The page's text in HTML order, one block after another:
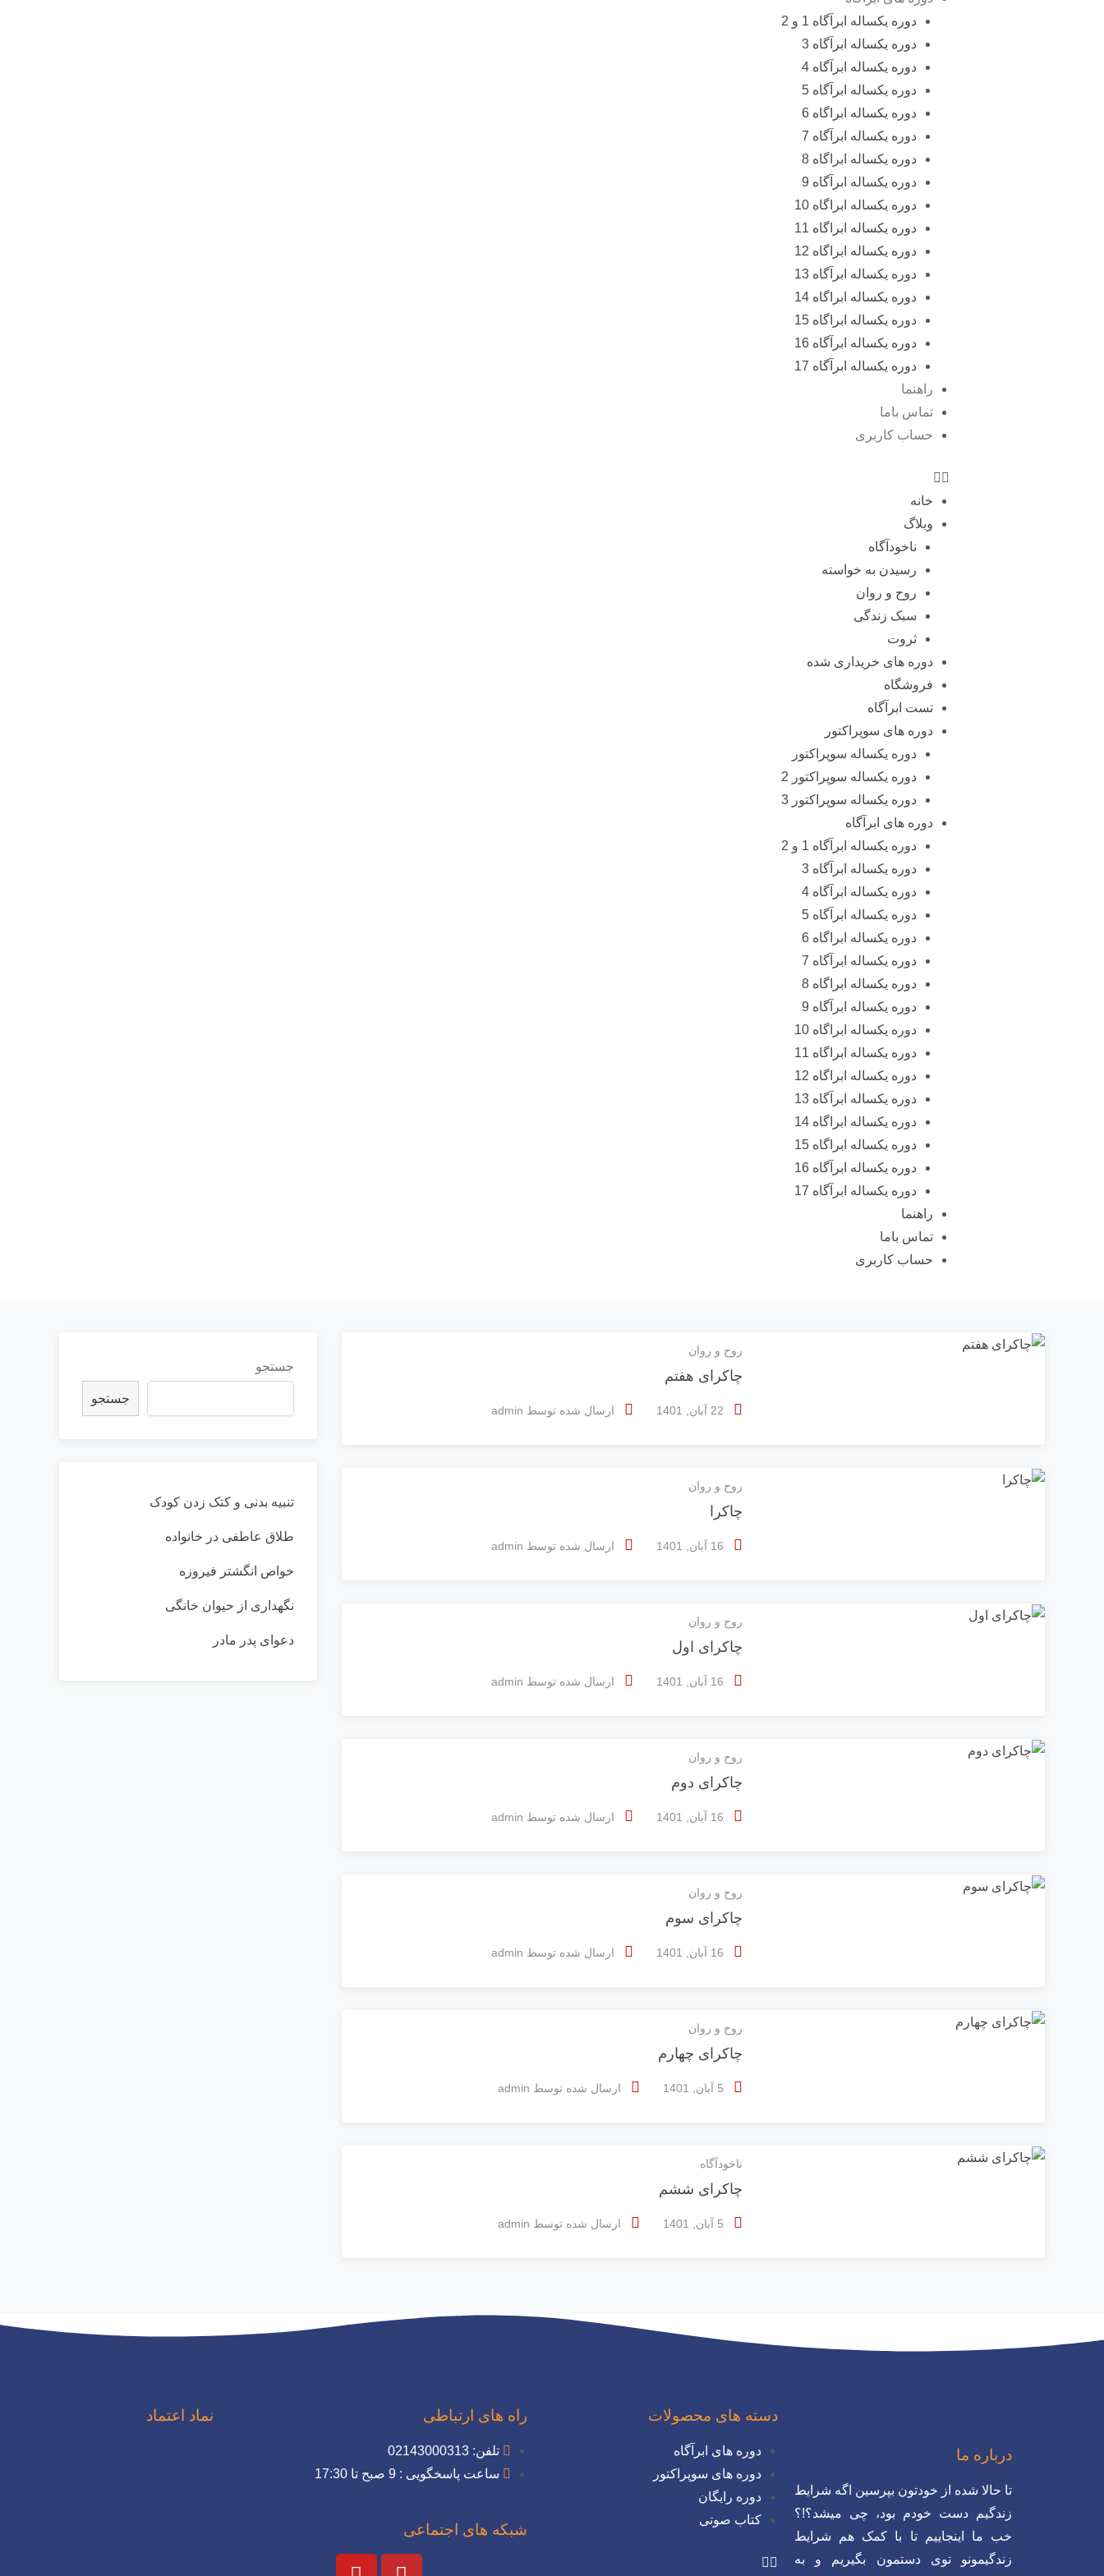
دوره یکساله ابرآگاه 1 و 2
دوره یکساله ابرآگاه 3
دوره یکساله ابرآگاه 4
دوره یکساله ابرآگاه 5
دوره یکساله ابراگاه 6
دوره یکساله ابرآگاه 7
دوره یکساله ابراگاه 8
دوره یکساله ابرآگاه 9
دوره یکساله ابراگاه 10
دوره یکساله ابراگاه 11
دوره یکساله ابراگاه 12
دوره یکساله ابرآگاه 13
دوره یکساله ابراگاه 14
دوره یکساله ابراگاه 15
دوره یکساله ابرآگاه 16
دوره یکساله ابرآگاه 17
راهنما
تماس باما
حساب کاربری
خانه
وبلاگ
ناخودآگاه
رسیدن به خواسته
روح و روان
سبک زندگی
ثروت
دوره های خریداری شده
فروشگاه
تست ابرآگاه
دوره های سوپراکتور
دوره یکساله سوپراکتور
دوره یکساله سوپراکتور 2
دوره یکساله سوپراکتور 3
دوره های ابرآگاه
دوره یکساله ابرآگاه 1 و 2
دوره یکساله ابرآگاه 3
دوره یکساله ابرآگاه 4
دوره یکساله ابرآگاه 5
دوره یکساله ابراگاه 6
دوره یکساله ابرآگاه 7
دوره یکساله ابراگاه 8
دوره یکساله ابرآگاه 9
دوره یکساله ابراگاه 10
دوره یکساله ابراگاه 11
دوره یکساله ابراگاه 12
دوره یکساله ابرآگاه 13
دوره یکساله ابراگاه 14
دوره یکساله ابراگاه 15
دوره یکساله ابرآگاه 16
دوره یکساله ابرآگاه 17
راهنما
تماس باما
حساب کاربری
روح و روان
چاکرای هفتم
22 آبان, 1401 ارسال شده توسط admin
روح و روان
چاکرا
16 آبان, 1401 ارسال شده توسط admin
روح و روان
چاکرای اول
16 آبان, 1401 ارسال شده توسط admin
روح و روان
چاکرای دوم
16 آبان, 1401 ارسال شده توسط admin
روح و روان
چاکرای سوم
16 آبان, 1401 ارسال شده توسط admin
روح و روان
چاکرای چهارم
5 آبان, 1401 ارسال شده توسط admin
ناخودآگاه
چاکرای ششم
5 آبان, 1401 ارسال شده توسط admin
جستجو
جستجو
تنبیه بدنی و کتک زدن کودک
طلاق عاطفی در خانواده
خواص انگشتر فیروزه
نگهداری از حیوان خانگی
دعوای پدر مادر
درباره ما
تا حالا شده از خودتون بپرسین اگه شرایط
زندگیم دست خودم بود، چی میشد؟!؟
خب ما اینجاییم تا با کمک هم شرایط
زندگیمونو توی دستمون بگیریم و به
دسته های محصولات
دوره های ابرآگاه
دوره های سوپراکتور
دوره رایگان
کتاب صوتی
راه های ارتباطی
تلفن: 02143000313
ساعت پاسخگویی : 9 صبح تا 17:30
شبکه های اجتماعی
نماد اعتماد